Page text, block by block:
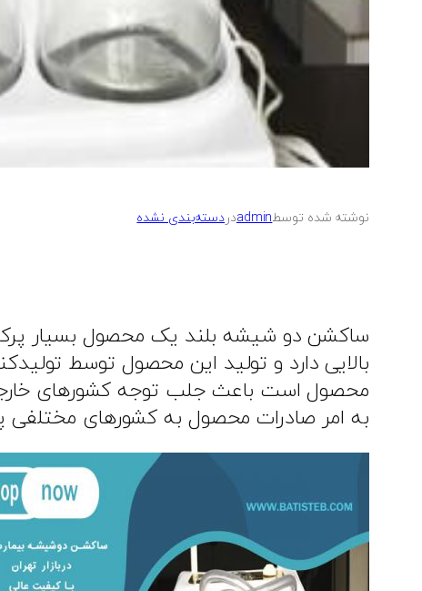
نوشته شده توسطadminدر دسته‌بندی نشده
ساکشن دو شیشه بلند یک محصول بسیار
بالایی دارد و تولید این محصول توسط
محصول است باعث جلب توجه کشورهای خارجی
به امر صادرات محصول به کشورهای مختلفی